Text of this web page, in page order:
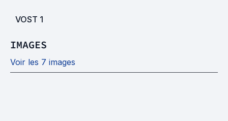
VOST 1
IMAGES
Voir les 7 images